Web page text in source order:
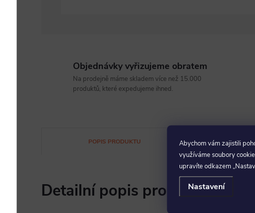
Abychom vám zajistili
využíváme soubory
upravíte odkazem
Nastavení
Objednávky vyřizujeme obratem
Na prodejně máme skladem více než 15.000
produktů, které expedujeme ihned.
POPIS PRODUKTU
Detailní popis produktu